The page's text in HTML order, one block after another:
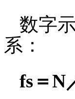
数字
系：
fs＝N